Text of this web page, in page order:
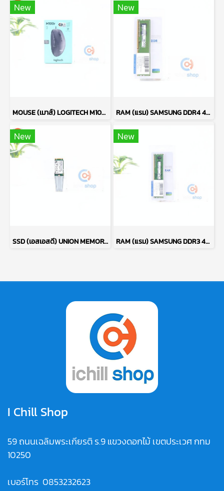
New
MOUSE (เมาส์) LOGITECH M100R (BLACK) P13638
New
RAM (แรม) SAMSUNG DDR4 4GB (4GBX1) 2666MHz 16CHIP (ของใหม่) P17763
New
SSD (เอสเอสดี) UNION MEMORY AM610 256GB PCIe NVMe M.2 2242 P17765
New
RAM (แรม) SAMSUNG DDR3 4GB (4GBX1) 1600MHz 8CHIP (ของใหม่) P17764
I Chill Shop
59 ถนนเฉลิมพระเกียรติ ร.9 แขวงดอกไม้ เขตประเวศ กทม
10250
เบอร์โทร 0853232623